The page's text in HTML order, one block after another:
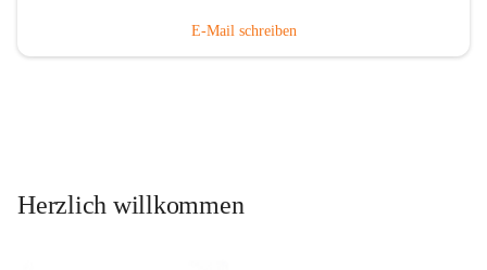
E-Mail schreiben
Herzlich willkommen